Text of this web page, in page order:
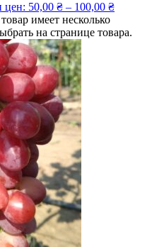
цен: 50,00 ₴ – 100,00 ₴
имеет несколько
на странице товара.